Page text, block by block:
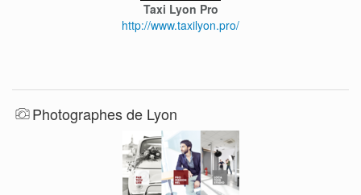
Taxi Lyon Pro
http://www.taxilyon.pro/
Photographes de Lyon